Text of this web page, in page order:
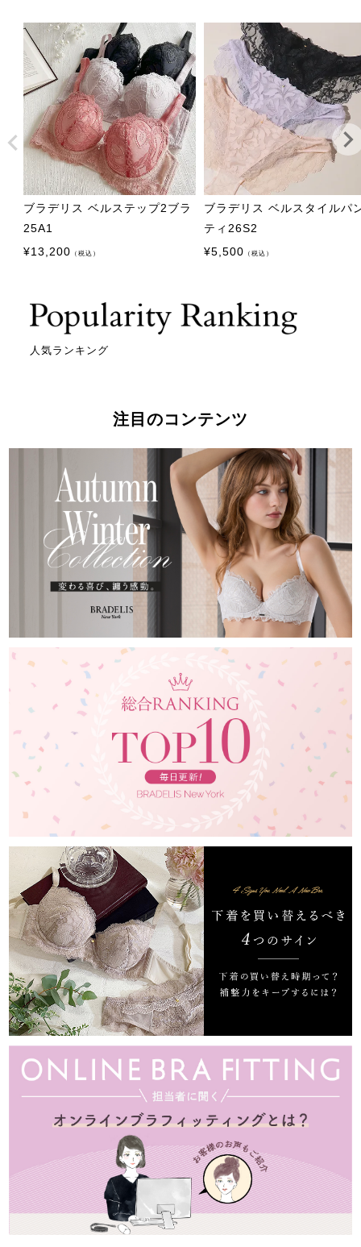
ブラデリス ベルステップ2ブラ
25A1
¥13,200 （税込）
ブラデリス ベルスタイルパ
ティ26S2
¥5,500 （税込）
人気ランキング
注目のコンテンツ